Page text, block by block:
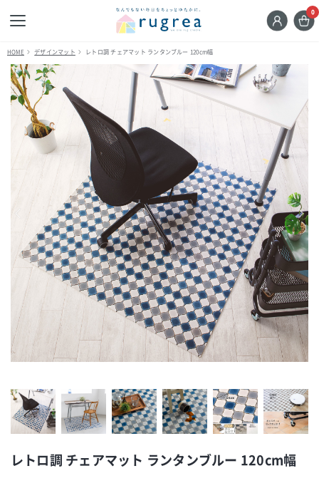
0
HOME デザインマット レトロ調 チェアマット ランタンブルー 120cm幅
レトロ調 チェアマット ランタンブルー 120cm幅